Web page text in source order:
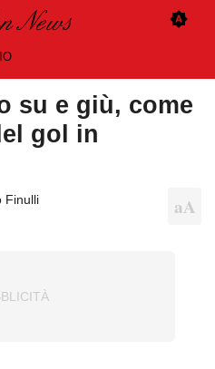
su e giù, come
gol in
Finulli